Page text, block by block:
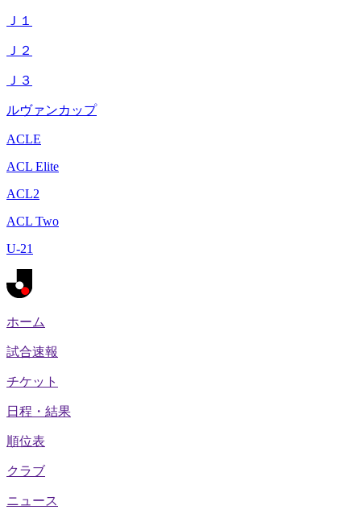
Ｊ１
Ｊ２
Ｊ３
ルヴァンカップ
ACLE
ACL Elite
ACL2
ACL Two
U-21
ホーム
試合速報
チケット
日程・結果
順位表
クラブ
ニュース